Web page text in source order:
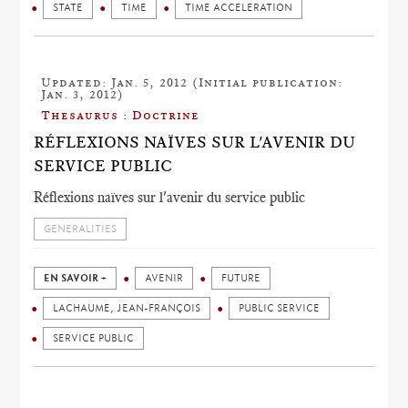
STATE TIME TIME ACCELERATION
Updated: Jan. 5, 2012 (Initial publication:
Jan. 3, 2012)
Thesaurus : Doctrine
RÉFLEXIONS NAÏVES SUR L'AVENIR DU
SERVICE PUBLIC
Réflexions naïves sur l'avenir du service public
GENERALITIES
EN SAVOIR + AVENIR FUTURE
LACHAUME, JEAN-FRANÇOIS PUBLIC SERVICE
SERVICE PUBLIC